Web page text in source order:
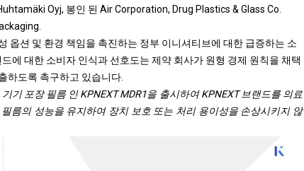
Oyj, 봉인 된 Air Corporation, Drug Plastics & Glass Co.
옵션 및 환경 책임을 촉진하는 정부 이니셔티브에 대한 급증하는 소
에 대한 소비자 인식과 선호도는 제약 회사가 원형 경제 원칙을 채택
하도록 촉구하고 있습니다.
기 포장 필름 인 KPNEXT MDR1을 출시하여 KPNEXT 브랜드를 의료
름의 성능을 유지하여 장치 보호 또는 처리 용이성을 손상시키지 않